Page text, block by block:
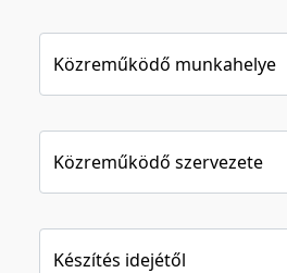
Közreműködő munkahelye
Közreműködő szervezete
Készítés idejétől